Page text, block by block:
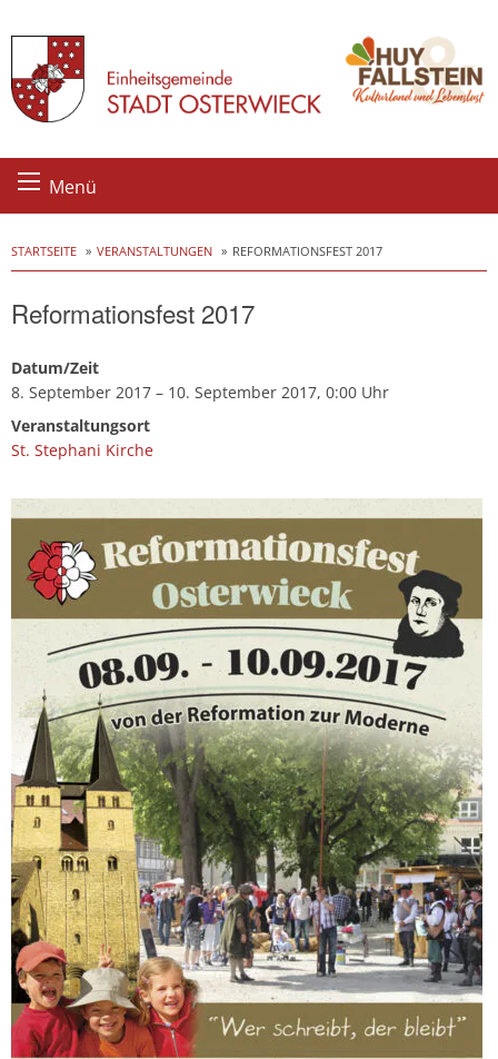
Skip
Menü
STARTSEITE VERANSTALTUNGEN REFORMATIONSFEST 2017
Reformationsfest 2017
Datum/Zeit
8. September 2017 – 10. September 2017, 0:00 Uhr
Veranstaltungsort
St. Stephani Kirche